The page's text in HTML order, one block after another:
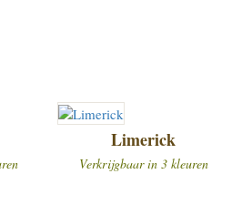
Limerick
Verkrijgbaar in 3 kleuren